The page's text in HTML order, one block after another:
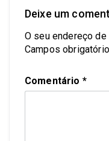
Deixe um
O seu endereço
Campos
Comentário *